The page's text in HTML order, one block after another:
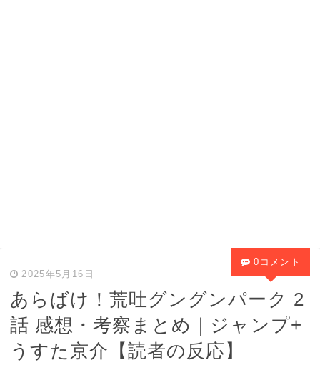
2025年5月16日
あらばけ！荒吐グングンパーク 2
話 感想・考察まとめ｜ジャンプ+
うすた京介【読者の反応】
0コメント